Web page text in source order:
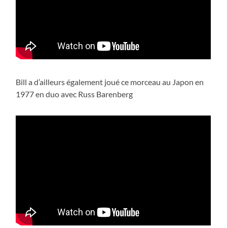
Bill a d’ailleurs également joué ce morceau au Japon en
1977 en duo avec Russ Barenberg